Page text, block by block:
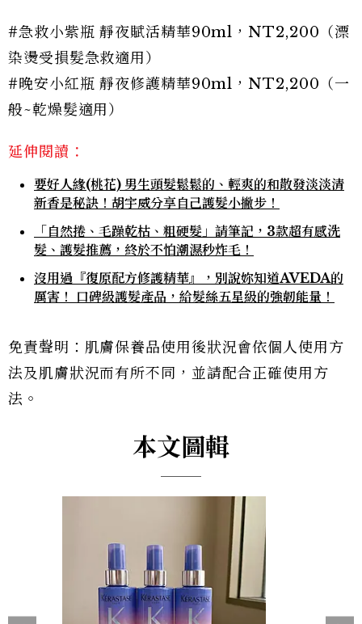
#急救小紫瓶 靜夜賦活精華90ml，NT2,200（漂
染燙受損髮急救適用）
#晚安小紅瓶 靜夜修護精華90ml，NT2,200（一
般~乾燥髮適用）
延伸閱讀：
要好人緣(桃花) 男生頭髮鬆鬆的、輕爽的和散發淡淡清
新香是秘訣！胡宇威分享自己護髮小撇步！
「自然捲、毛躁乾枯、粗硬髮」請筆記，3款超有感洗
髮、護髮推薦，終於不怕潮濕秒炸毛！
沒用過『復原配方修護精華』，別說妳知道AVEDA的
厲害！ 口碑級護髮產品，給髮絲五星級的強韌能量！
免責聲明：肌膚保養品使用後狀況會依個人使用方
法及肌膚狀況而有所不同，並請配合正確使用方
法。
本文圖輯